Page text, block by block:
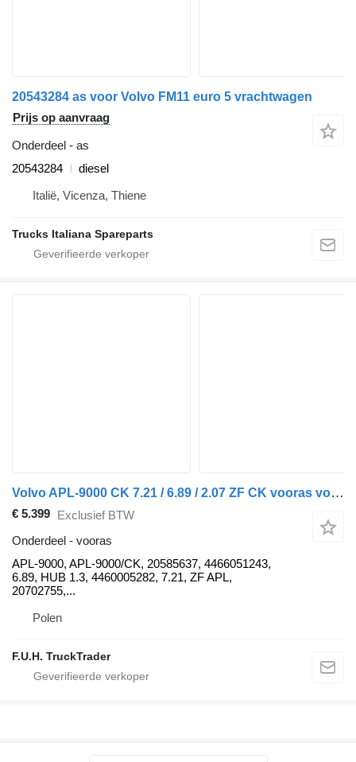
20543284 as voor Volvo FM11 euro 5 vrachtwagen
Prijs op aanvraag
Onderdeel - as
20543284
diesel
Italië, Vicenza, Thiene
Trucks Italiana Spareparts
Volvo APL-9000 CK 7.21 / 6.89 / 2.07 ZF CK vooras voor Volvo FMX FM13 FM9 FM12 FM11 vrachtwagen
€ 5.399 Exclusief BTW
Onderdeel - vooras
APL-9000, APL-9000/CK, 20585637, 4466051243,
6.89, HUB 1.3, 4460005282, 7.21, ZF APL,
20702755,...
Polen
F.U.H. TruckTrader